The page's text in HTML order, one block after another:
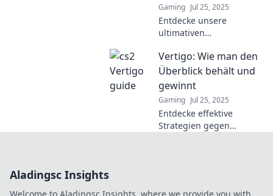
Gaming Jul 25, 2025
Entdecke unsere
ultimativen
schwindelerregende
Höhen! Vertigo – dein
Leitfaden für Sicherheit
und Abenteuer in der
Höhe.
Vertigo: Wie man den
Überblick behält und
gewinnt
Gaming Jul 25, 2025
Entdecke effektive
Strategien gegen
Aladingsc Insights